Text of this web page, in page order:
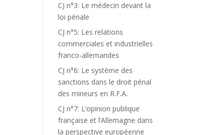
CJ n°3: Le médecin devant la
loi pénale
CJ n°5: Les relations
commerciales et industrielles
franco-allemandes
CJ n°6: Le système des
sanctions dans le droit pénal
des mineurs en R.F.A.
CJ n°7: L’opinion publique
française et l’Allemagne dans
la perspective européenne